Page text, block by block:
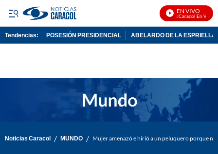
EN VIVO
Noticias Caracol En Vivo
Tendencias: POSESIÓN PRESIDENCIAL ABELARDO DE LA ESPRIELLA
Noticias Caracol / MUNDO / Mujer amenazó e hirió a un peluquero porque